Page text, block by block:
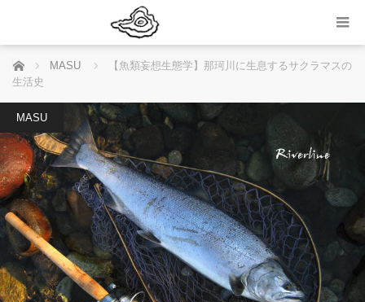
ホーム MASU
【魚類妄想生態学】那珂川に生息するサクラマスの
生活史
MASU